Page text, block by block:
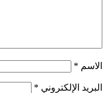
الاسم *
البريد الإلكتروني *